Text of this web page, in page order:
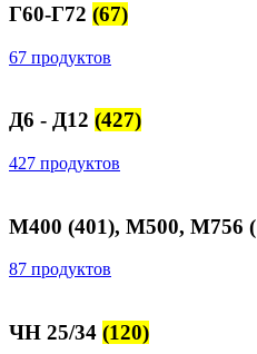
Г60-Г72 (67)
67 продуктов
Д6 - Д12 (427)
427 продуктов
М400 (401), М500, М756
87 продуктов
ЧН 25/34 (120)